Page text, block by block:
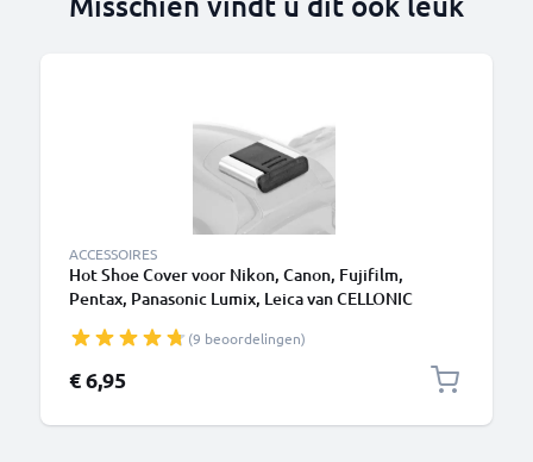
ACCESSOIRES
Hot Shoe Cover voor Nikon, Canon, Fujifilm,
Pentax, Panasonic Lumix, Leica van CELLONIC
(9 beoordelingen)
€ 6,95